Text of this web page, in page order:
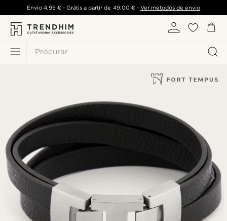
Procurar
Envio 4,95 €- Grátis a partir de 49,00 €- Ver métodos de envio